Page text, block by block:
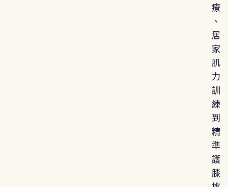
療
、
居
家
肌
力
訓
練
到
精
準
護
膝